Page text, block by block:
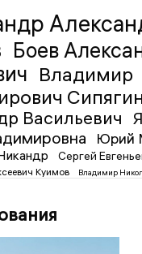
Боев
Владимир
Васильевич
Юрий
Сергей
Куимов Владимир